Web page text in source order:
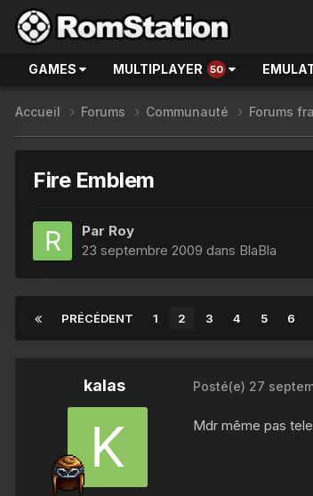
GAMES MULTIPLAYER 50
Accueil Forums Communauté Forums
Fire Emblem
Par Roy
23 septembre 2009 dans BlaBla
PRÉCÉDENT 1 2 3 4 5 6
kalas Posté(e) 27
Mdr même pas